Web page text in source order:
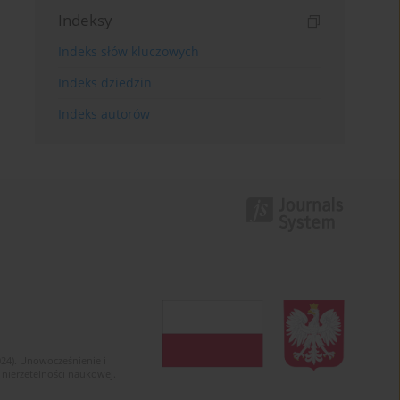
Indeksy
Indeks słów kluczowych
Indeks dziedzin
Indeks autorów